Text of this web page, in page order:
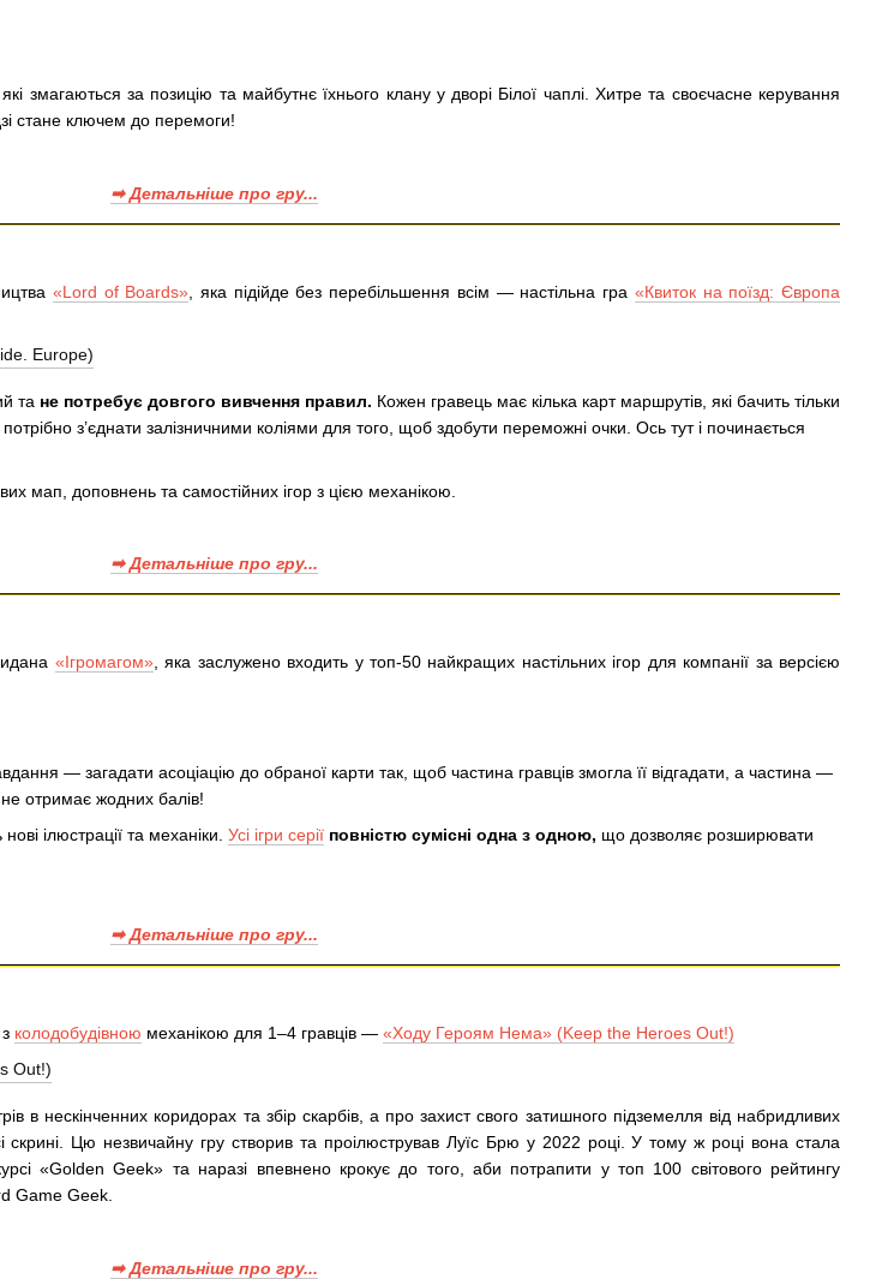
змагаються за позицію та майбутнє їхнього клану у дворі Білої чаплі. Хитре та своєчасне керування
стане ключем до перемоги!
➡ Детальніше про гру...
«Lord of Boards» , яка підійде без перебільшення всім — настільна гра «Квиток на поїзд: Європа
та не потребує довгого вивчення правил. Кожен гравець має кілька карт маршрутів, які бачить тільки
з’єднати залізничними коліями для того, щоб здобути переможні очки. Ось тут і починається
мап, доповнень та самостійних ігор з цією механікою.
➡ Детальніше про гру...
«Ігромагом», яка заслужено входить у топ-50 найкращих настільних ігор для компанії за версією
— загадати асоціацію до обраної карти так, щоб частина гравців змогла її відгадати, а частина —
не отримає жодних балів!
ілюстрації та механіки. Усі ігри серії повністю сумісні одна з одною, що дозволяє розширювати
➡ Детальніше про гру...
колодобудівною механікою для 1–4 гравців — «Ходу Героям Нема» (Keep the Heroes Out!)
в нескінченних коридорах та збір скарбів, а про захист свого затишного підземелля від набридливих
скрині. Цю незвичайну гру створив та проілюстрував Луїс Брю у 2022 році. У тому ж році вона стала
«Golden Geek» та наразі впевнено крокує до того, аби потрапити у топ 100 світового рейтингу
Game Geek.
➡ Детальніше про гру...